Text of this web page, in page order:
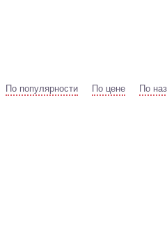
По популярности По цене По